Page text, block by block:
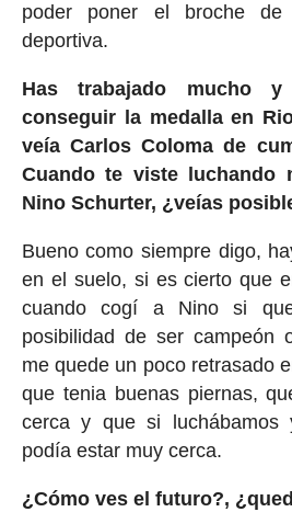
poder poner el broche
deportiva.
Has trabajado mucho
conseguir la medalla en
veía Carlos Coloma de
Cuando te viste luchando
Nino Schurter, ¿veías
Bueno como siempre digo,
en el suelo, si es cierto que
cuando cogí a Nino si
posibilidad de ser campeón
me quede un poco retrasado
que tenia buenas piernas,
cerca y que si luchábamos
podía estar muy cerca.
¿Cómo ves el futuro?,